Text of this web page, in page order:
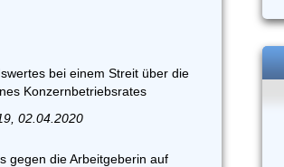
bei einem Streit über die
Konzernbetriebsrates
02.04.2020
gegen die Arbeitgeberin auf